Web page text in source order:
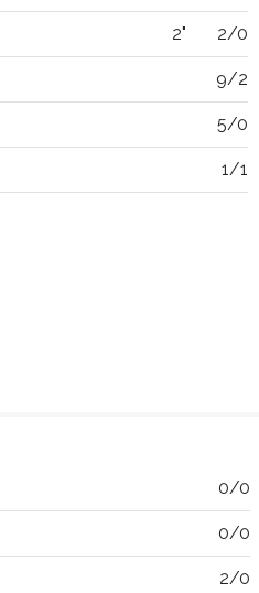
2" 2/0
9/2
5/0
1/1
0/0
0/0
2/0